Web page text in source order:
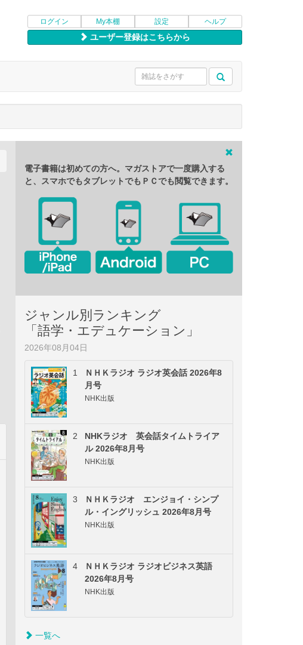
ログイン My本棚 設定 ヘルプ
ユーザー登録はこちらから
電子書籍は初めての方へ。マガストアで一度購入する
と、スマホでもタブレットでもＰＣでも閲覧できます。
ジャンル別ランキング
「語学・エデュケーション」
2026年08月04日
1
ＮＨＫラジオ ラジオ英会話 2026年8
月号
NHK出版
2
NHKラジオ 英会話タイムトライア
ル 2026年8月号
NHK出版
3
ＮＨＫラジオ エンジョイ・シンプ
ル・イングリッシュ 2026年8月号
NHK出版
4
ＮＨＫラジオ ラジオビジネス英語
2026年8月号
NHK出版
一覧へ